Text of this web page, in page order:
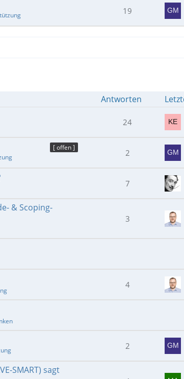
19
Antworten
24
[ offen ]
2
7
& Scoping-
3
4
2
SMART) sagt